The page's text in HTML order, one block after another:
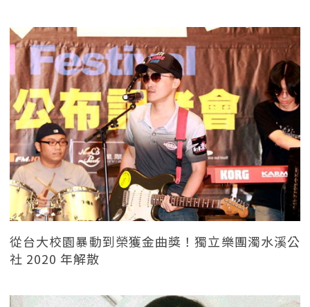
從台大校園暴動到榮獲金曲獎！獨立樂團濁水溪公
社 2020 年解散